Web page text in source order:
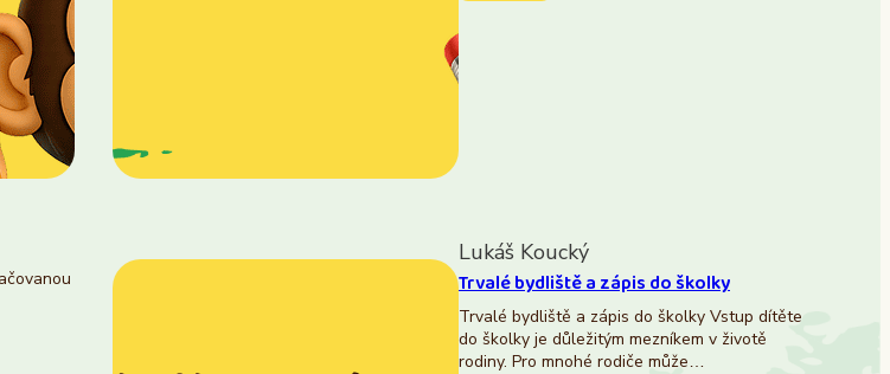
Lukáš Koucký
Trvalé bydliště a zápis do školky
Trvalé bydliště a zápis do školky Vstup dítěte
do školky je důležitým mezníkem v životě
rodiny. Pro mnohé rodiče může…